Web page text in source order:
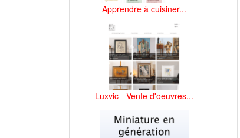
Apprendre à cuisiner...
Luxvic - Vente d'oeuvres...